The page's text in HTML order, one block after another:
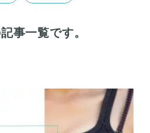
事一覧です。